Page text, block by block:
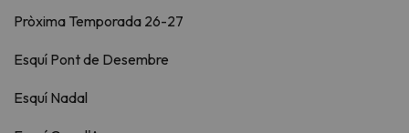
Pròxima Temporada 26-27
Esquí Pont de Desembre
Esquí Nadal